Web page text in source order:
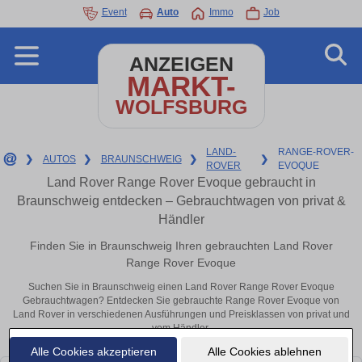
Alle Cookies akzeptieren Alle Cookies ablehnen
Event Auto Immo Job
ANZEIGEN
MARKT-
WOLFSBURG
❯ AUTOS ❯ BRAUNSCHWEIG ❯
LAND-
ROVER
❯
RANGE-ROVER-
EVOQUE
Land Rover Range Rover Evoque gebraucht in
Braunschweig entdecken – Gebrauchtwagen von privat &
Händler
Finden Sie in Braunschweig Ihren gebrauchten Land Rover
Range Rover Evoque
Suchen Sie in Braunschweig einen Land Rover Range Rover Evoque
Gebrauchtwagen? Entdecken Sie gebrauchte Range Rover Evoque von
Land Rover in verschiedenen Ausführungen und Preisklassen von privat und
vom Händler.